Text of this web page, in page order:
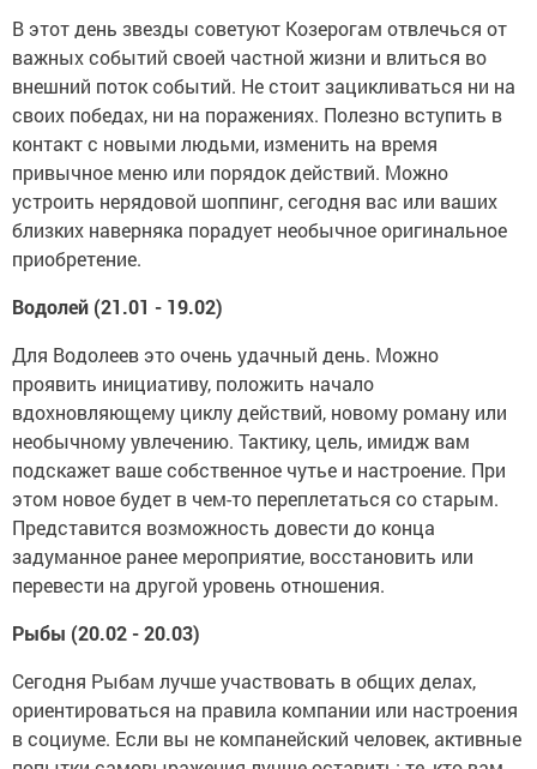
В этот день звезды советуют Козерогам отвлечься от
важных событий своей частной жизни и влиться во
внешний поток событий. Не стоит зацикливаться ни на
своих победах, ни на поражениях. Полезно вступить в
контакт с новыми людьми, изменить на время
привычное меню или порядок действий. Можно
устроить нерядовой шоппинг, сегодня вас или ваших
близких наверняка порадует необычное оригинальное
приобретение.
Водолей (21.01 - 19.02)
Для Водолеев это очень удачный день. Можно
проявить инициативу, положить начало
вдохновляющему циклу действий, новому роману или
необычному увлечению. Тактику, цель, имидж вам
подскажет ваше собственное чутье и настроение. При
этом новое будет в чем-то переплетаться со старым.
Представится возможность довести до конца
задуманное ранее мероприятие, восстановить или
перевести на другой уровень отношения.
Рыбы (20.02 - 20.03)
Сегодня Рыбам лучше участвовать в общих делах,
ориентироваться на правила компании или настроения
в социуме. Если вы не компанейский человек, активные